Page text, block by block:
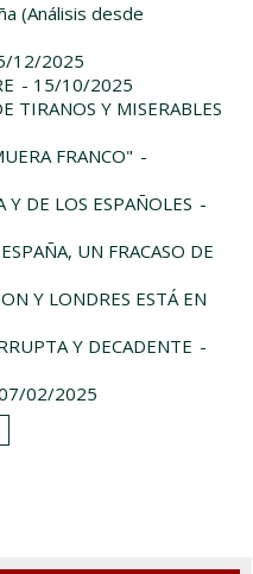
(Análisis desde
12/2025
- 15/10/2025
TIRANOS Y MISERABLES
FRANCO" -
Y DE LOS ESPAÑOLES -
UN FRACASO DE
Y LONDRES ESTÁ EN
Y DECADENTE -
02/2025